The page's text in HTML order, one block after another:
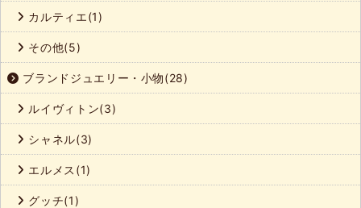
カルティエ(1)
その他(5)
ブランドジュエリー・小物(28)
ルイヴィトン(3)
シャネル(3)
エルメス(1)
グッチ(1)